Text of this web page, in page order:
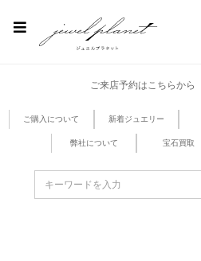
ご来店予約はこちらから
ご購入について 新着ジュエリー
弊社について 宝石買取